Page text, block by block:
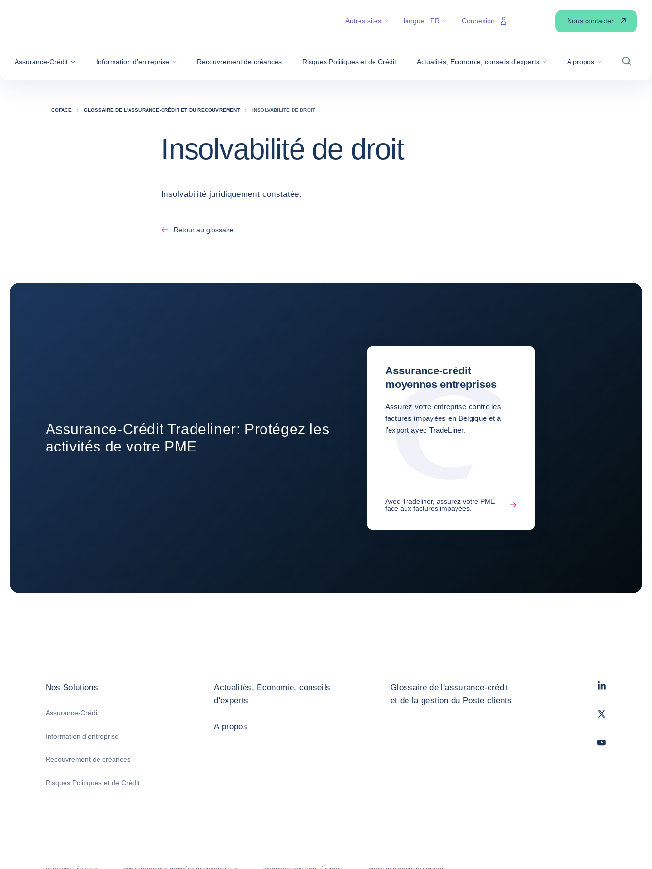
Assurance-Crédit Information d'entreprise Recouvrement de créances Risques Politiques et de Crédit Actualités, Economie, conseils d'experts A propos
Autres sites langue : FR Connexion Nous contacter
COFACE GLOSSAIRE DE L'ASSURANCE-CRÉDIT ET DU RECOUVREMENT INSOLVABILITÉ DE DROIT
Insolvabilité de droit
Insolvabilité juridiquement constatée.
Retour au glossaire
Assurance-Crédit Tradeliner: Protégez les
activités de votre PME
Assurance-crédit
moyennes entreprises
Assurez votre entreprise contre les
factures impayées en Belgique et à
l'export avec TradeLiner.
Avec Tradeliner, assurez votre PME
face aux factures impayées.
Nos Solutions
Assurance-Crédit
Information d'entreprise
Recouvrement de créances
Risques Politiques et de Crédit
Actualités, Economie, conseils
d'experts
A propos
Glossaire de l'assurance-crédit
et de la gestion du Poste clients
LinkedIn
Twitter
Youtube